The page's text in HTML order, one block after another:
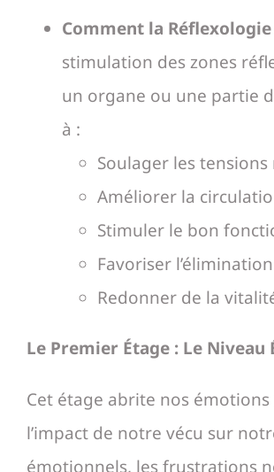
Comment la
stimulation des zones
un organe ou une partie
à :
Soulager les
Améliorer la
Stimuler le bon
Favoriser
Redonner de la
Le Premier Étage : Le
Cet étage abrite nos
l’impact de notre vécu sur
émotionnels, les frustrations